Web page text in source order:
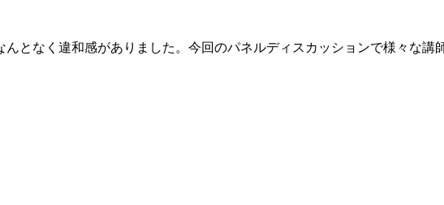
となく違和感がありました。今回のパネルディスカッションで様々な講